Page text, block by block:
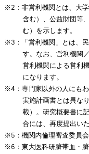
※2：非営利機関とは、大
含む）、公益財団等
む）を示します。
※3：「営利機関」とは、
す。なお、営利機関
営利機関による営利
になります。
※4：専門家以外の人にも
実施計画書とは異な
載）。研究概要書に
合には、再度提出い
※5：機関内倫理審査委員会
※6：東大医科研臍帯血・